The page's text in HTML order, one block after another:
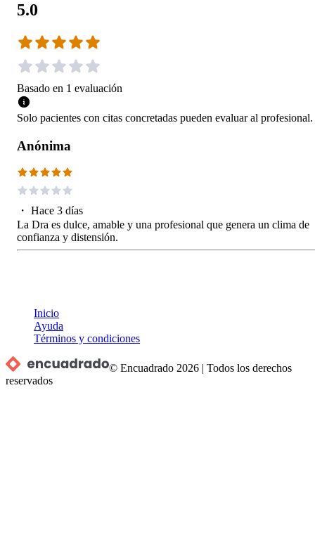
5.0
Basado en 1 evaluación
Solo pacientes con citas concretadas pueden evaluar al profesional.
Anónima
・ Hace 3 días
La Dra es dulce, amable y una profesional que genera un clima de
confianza y distensión.
Inicio
Ayuda
Términos y condiciones
© Encuadrado 2026 |Todos los derechos
reservados